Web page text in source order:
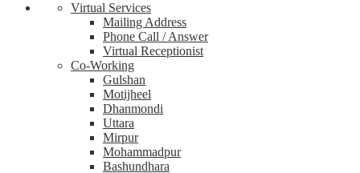
Virtual Services
Mailing Address
Phone Call / Answer
Virtual Receptionist
Co-Working
Gulshan
Motijheel
Dhanmondi
Uttara
Mirpur
Mohammadpur
Bashundhara